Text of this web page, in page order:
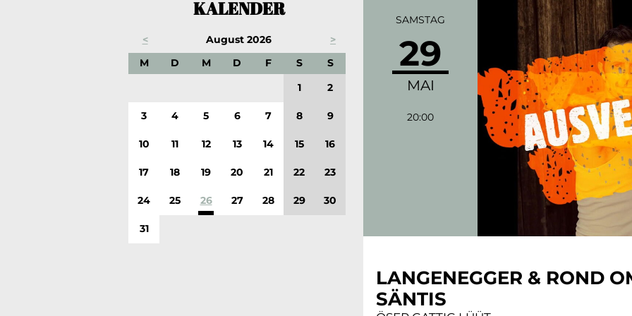
KALENDER
< August 2026
>
MONTAG
D IENSTAG
MITTWOCH
D ONNERSTAG
FREITAG
SAMSTAG
SONNTAG
1
2
3 4 5 6 7 8 9
10 11 12 13 14 15 16
17 18 19 20 21 22 23
24 25 26 27 28 29 30
31
SAMSTAG
29
MAI
20:00
LANGENEGGER & ROND
SÄNTIS